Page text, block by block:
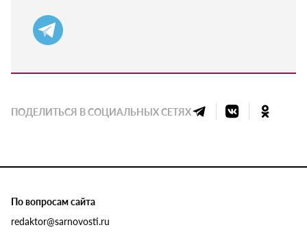
ПОДЕЛИТЬСЯ В СОЦИАЛЬНЫХ СЕТЯХ
По вопросам сайта
redaktor@sarnovosti.ru